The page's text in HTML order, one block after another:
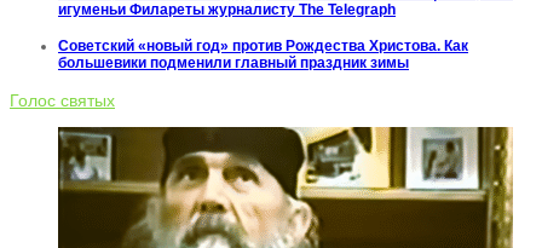
игуменьи Филареты журналисту The Telegraph
Советский «новый год» против Рождества Христова. Как
большевики подменили главный праздник зимы
Голос святых